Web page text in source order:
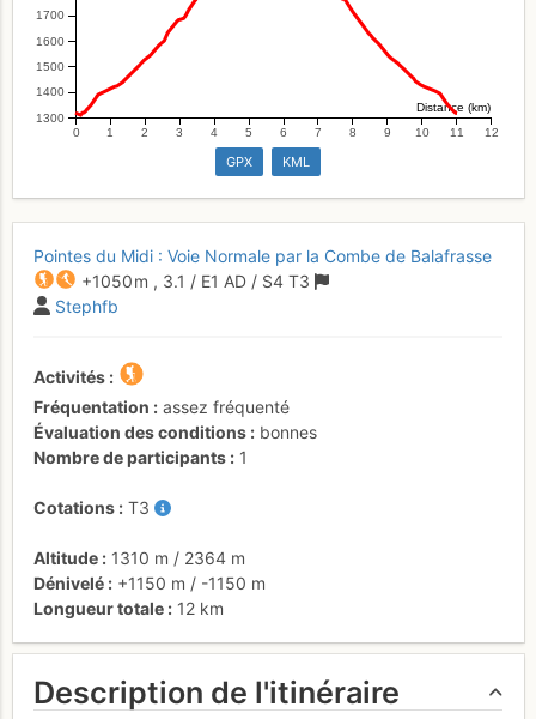
1300
1400
1500
1600
1700
0 1 2 3 4 5 6 7 8 9 10 11 12
Distance (km)
GPX KML
Pointes du Midi : Voie Normale par la Combe de Balafrasse
+1050 m , 3.1 / E1 AD / S4 T3
Stephfb
Activités
Fréquentation
assez fréquenté
Évaluation des conditions
bonnes
Nombre de participants
1
Cotations T3
Altitude 1310 m / 2364 m
Dénivelé
+1150 m / -1150 m
Longueur totale
12 km
Description de l'itinéraire